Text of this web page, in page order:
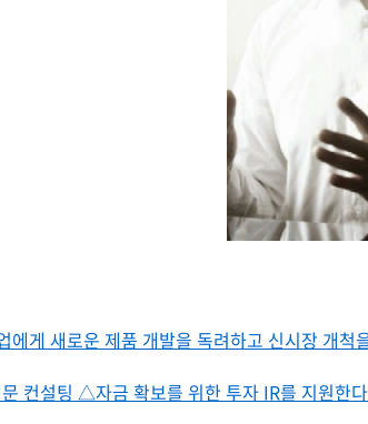
에게 새로운 제품 개발을 독려하고 신시장 개
컨설팅 △자금 확보를 위한 투자 IR를 지원한